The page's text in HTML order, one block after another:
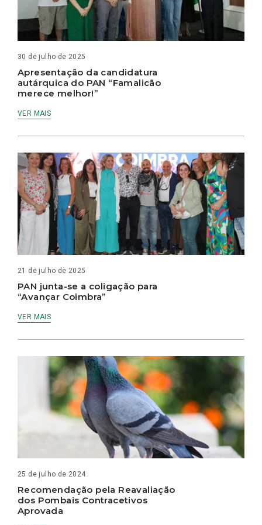
30 de julho de 2025
Apresentação da candidatura
autárquica do PAN “Famalicão
merece melhor!”
VER MAIS
21 de julho de 2025
PAN junta-se a coligação para
“Avançar Coimbra”
VER MAIS
25 de julho de 2024
Recomendação pela Reavaliação
dos Pombais Contracetivos
Aprovada